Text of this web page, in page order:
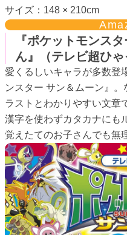
サイズ：148 × 210cm
『ポケットモンス
ん』（テレビ超ひゃ
愛くるしいキャラが多数登
ンスター サン＆ムーン』
ラストとわかりやすい文章
漢字を使わずカタカナにも
覚えたてのお子さんでも無